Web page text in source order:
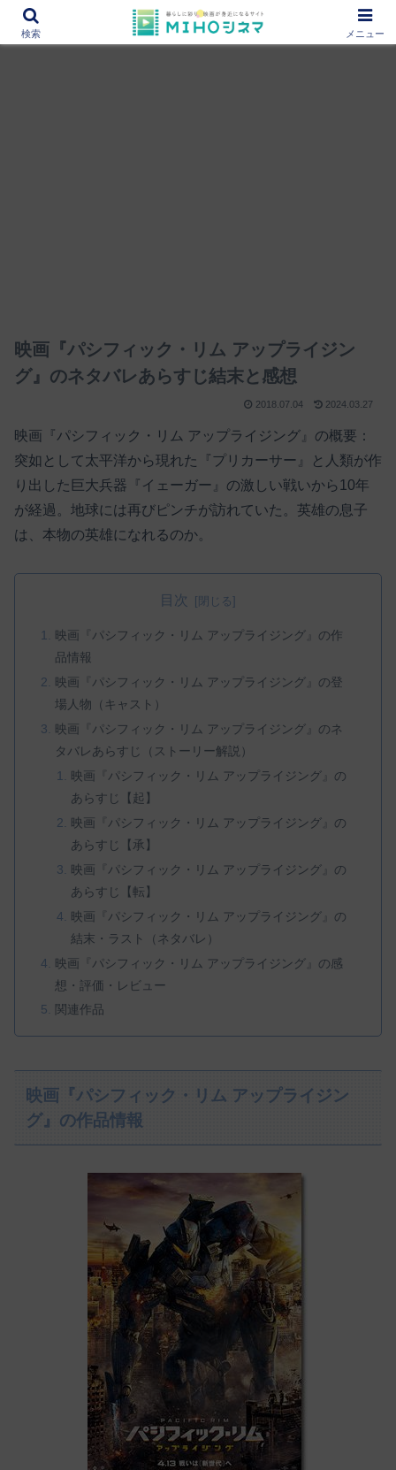
12000作品を紹介！あなたの映画図書館『MIHOシネマ』
映画『パシフィック・リム アップライジン
グ』のネタバレあらすじ結末と感想
2018.07.04 2024.03.27
映画『パシフィック・リム アップライジング』の概要：
突如として太平洋から現れた『プリカーサー』と人類が作
り出した巨大兵器『イェーガー』の激しい戦いから10年
が経過。地球には再びピンチが訪れていた。英雄の息子
は、本物の英雄になれるのか。
目次
映画『パシフィック・リム アップライジング』の作
品情報
映画『パシフィック・リム アップライジング』の登
場人物（キャスト）
映画『パシフィック・リム アップライジング』のネ
タバレあらすじ（ストーリー解説）
映画『パシフィック・リム アップライジング』の
あらすじ【起】
映画『パシフィック・リム アップライジング』の
あらすじ【承】
映画『パシフィック・リム アップライジング』の
あらすじ【転】
映画『パシフィック・リム アップライジング』の
結末・ラスト（ネタバレ）
映画『パシフィック・リム アップライジング』の感
想・評価・レビュー
関連作品
映画『パシフィック・リム アップライジン
グ』の作品情報
検索 メニュー